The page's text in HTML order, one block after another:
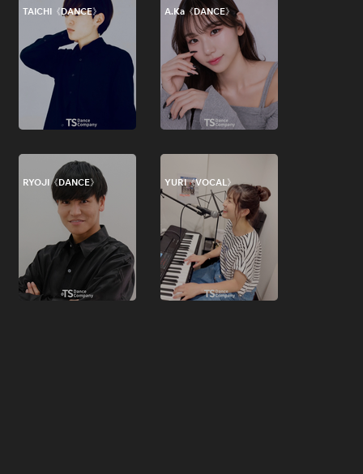
TAICHI《DANCE》 A.Ka《DANCE》
RYOJI《DANCE》 YURI《VOCAL》